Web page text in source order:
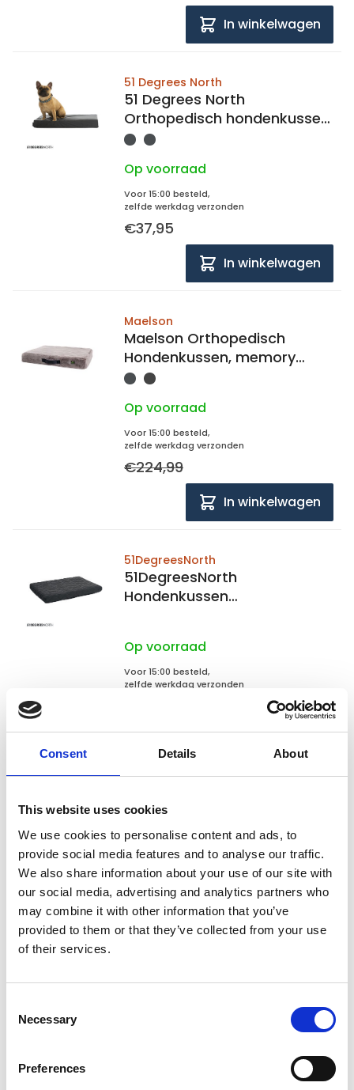
Consent Details About
This website uses cookies
We use cookies to personalise content and ads, to
provide social media features and to analyse our traffic.
We also share information about your use of our site with
our social media, advertising and analytics partners who
may combine it with other information that you’ve
provided to them or that they’ve collected from your use
of their services.
Selection
Necessary
Preferences
In winkelwagen
51 Degrees North
51 Degrees North
Orthopedisch hondenkussen
51 storm 58x40x5
Op voorraad
Voor 15:00 besteld,
zelfde werkdag verzonden
€37,95
In winkelwagen
Maelson
Maelson Orthopedisch
Hondenkussen, memory
Op voorraad
Voor 15:00 besteld,
zelfde werkdag verzonden
€224,99
In winkelwagen
51DegreesNorth
51DegreesNorth
Hondenkussen
Op voorraad
Voor 15:00 besteld,
zelfde werkdag verzonden
51 Degrees North
Orthopedisch hondenkussen
51 storm 119x73x5
Op voorraad
Voor 15:00 besteld,
zelfde werkdag verzonden
In winkelwagen
Orthopedisch hondenkussen